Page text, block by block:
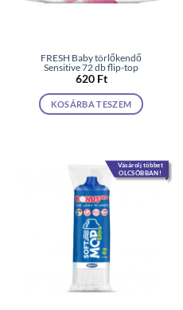
FRESH Baby törlőkendő
Sensitive 72 db flip-top
620 Ft
KOSÁRBA TESZEM
Vásárolj többet
OLCSÓBBAN!